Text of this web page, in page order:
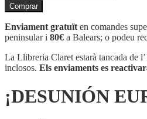
de
¡DESUNIÓN
EUROPEA!
Comprar
Enviament gratuït en comandes
peninsular i 80€ a Balears; o podeu
La Llibreria Claret estarà tancada de
inclosos. Els enviaments es
¡DESUNIÓN